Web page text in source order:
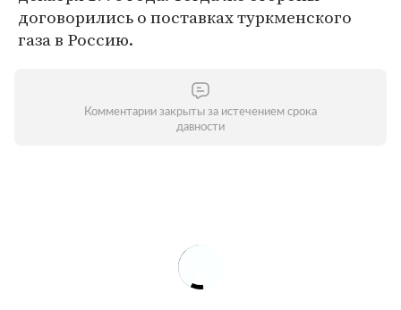
договорились о поставках туркменского
газа в Россию.
Комментарии закрыты за истечением срока
давности